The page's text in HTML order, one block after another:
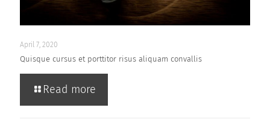
April 7, 2020
Quisque cursus et porttitor risus aliquam convallis
Read more